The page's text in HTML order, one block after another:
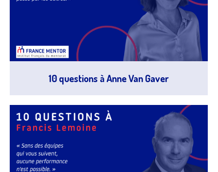
10 questions à Anne Van Gaver